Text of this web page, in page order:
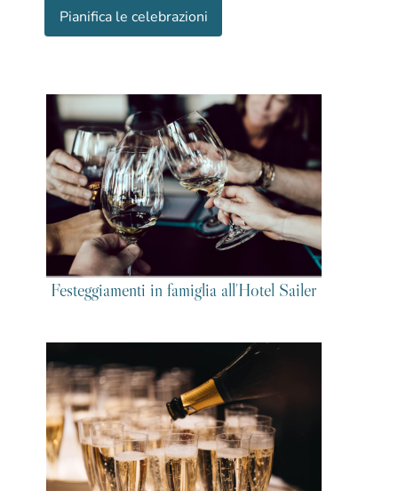
Pianifica le celebrazioni
Festeggiamenti in famiglia all'Hotel Sailer